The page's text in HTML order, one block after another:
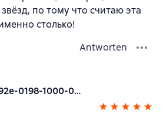
по тому что считаю эта
столько!
Antworten
android_124e792e-0198-1000-0000-000000000000